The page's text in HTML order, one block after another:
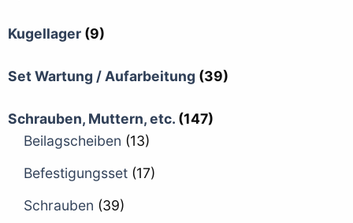
Kugellager (9)
Set Wartung / Aufarbeitung (39)
Schrauben, Muttern, etc. (147)
Beilagscheiben (13)
Befestigungsset (17)
Schrauben (39)